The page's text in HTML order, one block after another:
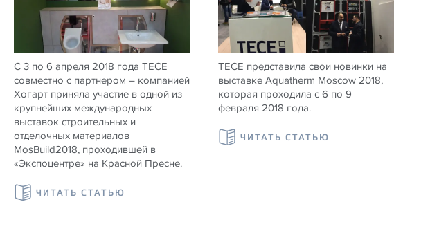
С 3 по 6 апреля 2018 года ТЕСЕ
совместно с партнером – компанией
Хогарт приняла участие в одной из
крупнейших международных
выставок строительных и
отделочных материалов
MosBuild2018, проходившей в
«Экспоцентре» на Красной Пресне.
ЧИТАТЬ СТАТЬЮ
ТЕСЕ представила свои новинки на
выставке Aquatherm Moscow 2018,
которая проходила с 6 по 9
февраля 2018 года.
ЧИТАТЬ СТАТЬЮ